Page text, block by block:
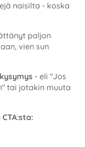
naisilta - koska
paljon
vien sun
- eli "Jos
tai jotakin muuta